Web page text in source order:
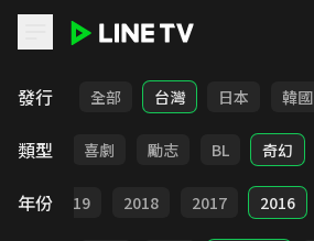
發行 全部 台灣 日本 韓國
類型
懸疑 喜劇 勵志 BL 奇幻
年份 2019 2018 2017 2016